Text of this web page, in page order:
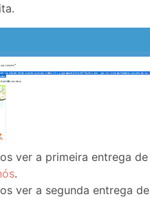
ver a primeira entrega de
.
ver a segunda entrega de